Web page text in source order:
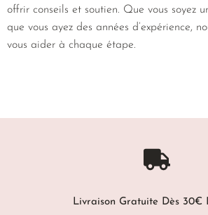
offrir conseils et soutien. Que vous soyez
que vous ayez des années d’expérience,
vous aider à chaque étape.
Livraison Gratuite Dès 30€